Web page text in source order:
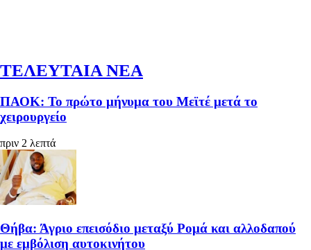
ΤΕΛΕΥΤΑΙΑ ΝΕΑ
ΠΑΟΚ: Το πρώτο μήνυμα του Μεϊτέ μετά το
χειρουργείο
πριν 2 λεπτά
Θήβα: Άγριο επεισόδιο μεταξύ Ρομά και αλλοδαπού
με εμβόλιση αυτοκινήτου